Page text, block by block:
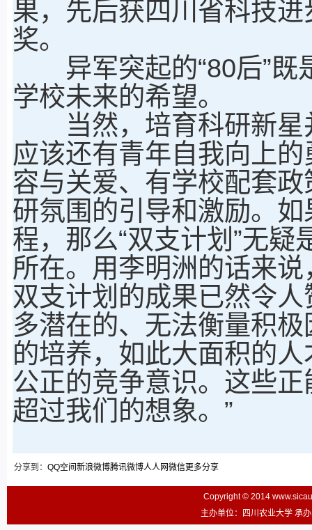
果，先后获四川省科技
奖。
异军突起的“80后”既
学校未来的希望。
当然，培育科研新星
应该还有青年自我向上
容与关爱、有学校配套
研氛围的引导和激励。
程，那么“双支计划”无
所在。用李明洲的话来
双支计划的成果已然令
多潜在的、无法衡量积
的培养，如此大面积的
公正的竞争意识。这些
超过我们的想象。”
分享到： QQ空间 新浪微博腾讯微博人人网微信更多分享
Copyright © 2014
主办单位：四川农业大学 承